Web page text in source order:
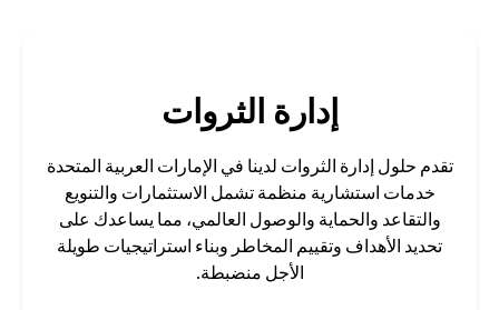
إدارة الثروات
تقدم حلول إدارة الثروات لدينا في الإمارات العربية المتحدة
خدمات استشارية منظمة تشمل الاستثمارات والتنويع
والتقاعد والحماية والوصول العالمي، مما يساعدك على
تحديد الأهداف وتقييم المخاطر وبناء استراتيجيات طويلة
الأجل منضبطة.